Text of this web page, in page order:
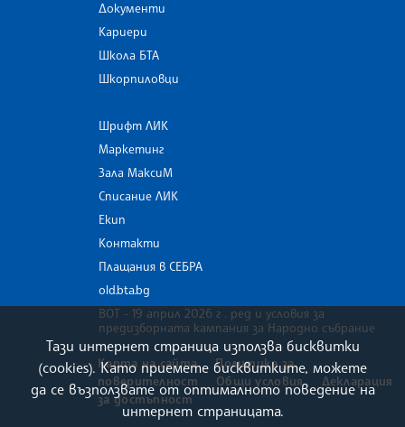
Документи
Кариери
Школа БТА
Шкорпиловци
Шрифт ЛИК
Маркетинг
Зала МаксиМ
Списание ЛИК
Екип
Контакти
Плащания в СЕБРА
old.bta.bg
ВОТ - 19 април 2026 г . ред и условия за
предизборната кампания за Народно събрание
Карта на сайта
Политика за
поверителност
Общи условия
Декларация
за достъпност
Тази интернет страница използва бисквитки
(cookies). Като приемете бисквитките, можете
да се възползвате от оптималното поведение на
интернет страницата.